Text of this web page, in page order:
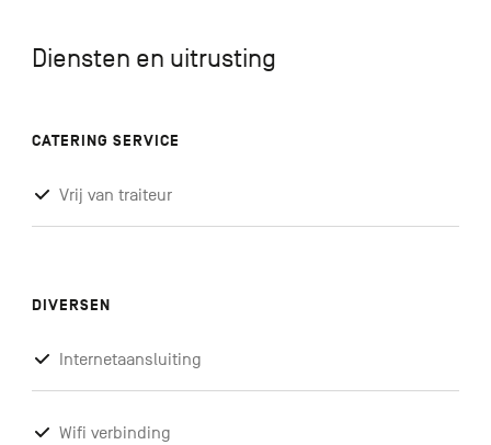
Diensten en uitrusting
CATERING SERVICE
Vrij van traiteur
DIVERSEN
Internetaansluiting
Wifi verbinding